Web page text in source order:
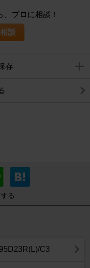
プロに相談！
談
存
る
C3